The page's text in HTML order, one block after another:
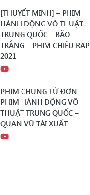
[THUYẾT MINH] – PHIM
HÀNH ĐỘNG VÕ THUẬT
TRUNG QUỐC – BÃO
TRẮNG – PHIM CHIẾU RẠP
2021
PHIM CHUNG TỬ ĐƠN –
PHIM HÀNH ĐỘNG VÕ
THUẬT TRUNG QUỐC –
QUAN VŨ TÁI XUẤT